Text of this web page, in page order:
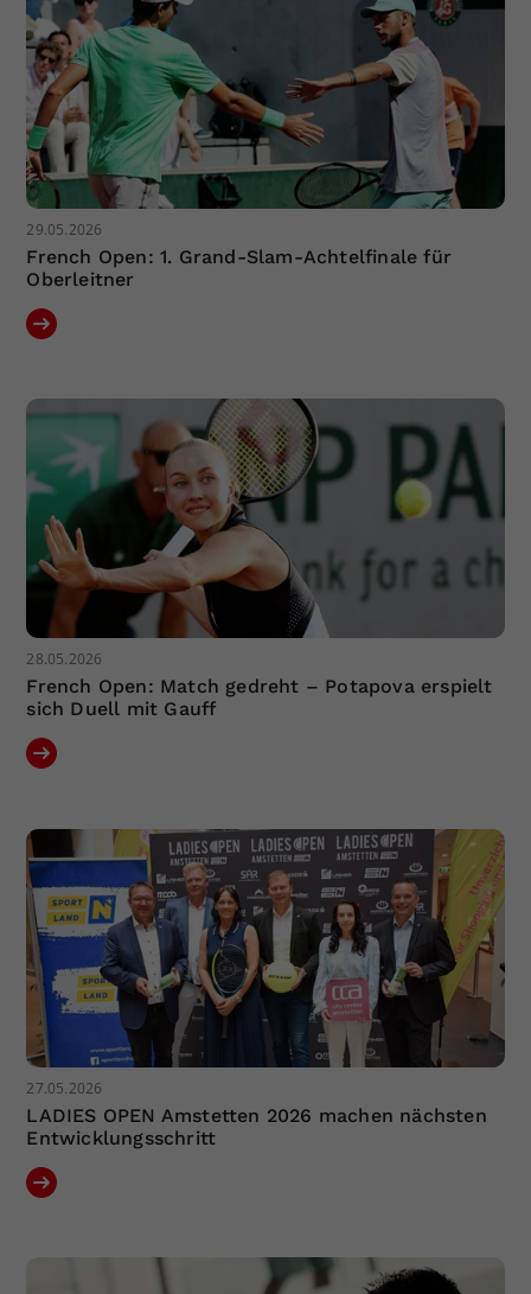
29.05.2026
French Open: 1. Grand-Slam-Achtelfinale für
Oberleitner
28.05.2026
French Open: Match gedreht – Potapova erspielt
sich Duell mit Gauff
27.05.2026
LADIES OPEN Amstetten 2026 machen nächsten
Entwicklungsschritt